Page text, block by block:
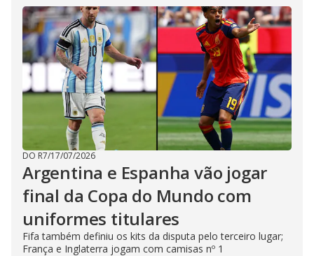
DO R7/17/07/2026
Argentina e Espanha vão jogar
final da Copa do Mundo com
uniformes titulares
Fifa também definiu os kits da disputa pelo terceiro lugar;
França e Inglaterra jogam com camisas nº 1